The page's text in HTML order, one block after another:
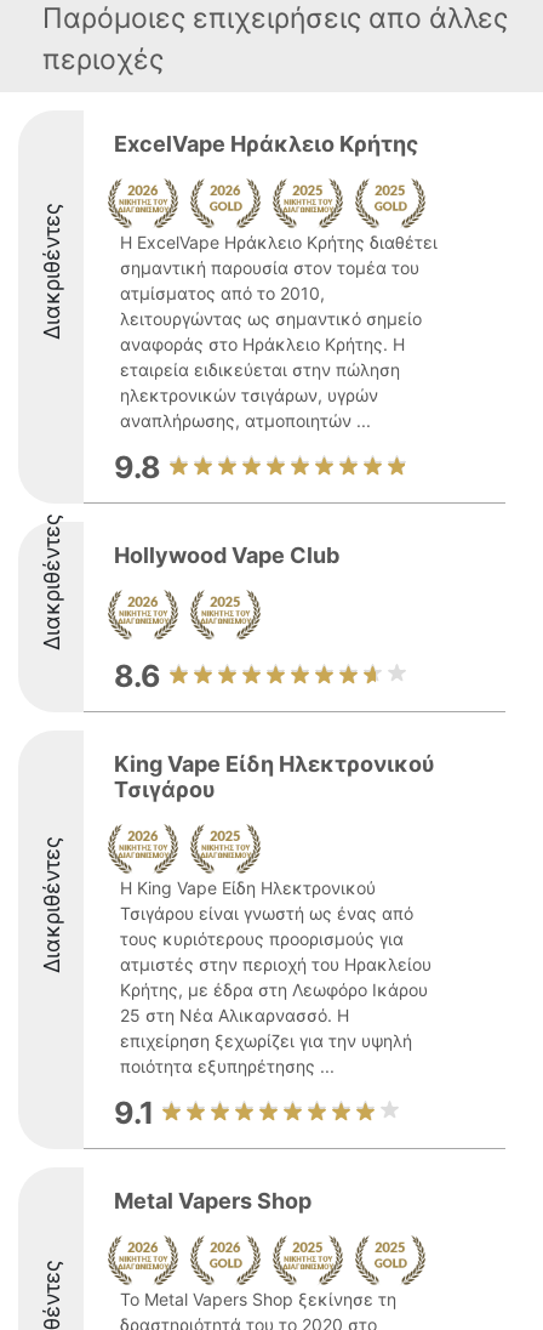
Παρόμοιες επιχειρήσεις απο άλλες
περιοχές
Διακριθέντες
ExcelVape Ηράκλειο Κρήτης
Η ExcelVape Ηράκλειο Κρήτης διαθέτει
σημαντική παρουσία στον τομέα του
ατμίσματος από το 2010,
λειτουργώντας ως σημαντικό σημείο
αναφοράς στο Ηράκλειο Κρήτης. Η
εταιρεία ειδικεύεται στην πώληση
ηλεκτρονικών τσιγάρων, υγρών
αναπλήρωσης, ατμοποιητών ...
9.8
Διακριθέντες Hollywood Vape Club
8.6
Διακριθέντες
King Vape Είδη Ηλεκτρονικού
Τσιγάρου
Η King Vape Είδη Ηλεκτρονικού
Τσιγάρου είναι γνωστή ως ένας από
τους κυριότερους προορισμούς για
ατμιστές στην περιοχή του Ηρακλείου
Κρήτης, με έδρα στη Λεωφόρο Ικάρου
25 στη Νέα Αλικαρνασσό. Η
επιχείρηση ξεχωρίζει για την υψηλή
ποιότητα εξυπηρέτησης ...
9.1
Metal Vapers Shop
Το Metal Vapers Shop ξεκίνησε τη
δραστηριότητά του το 2020 στο